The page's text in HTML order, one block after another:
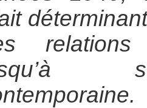
relations